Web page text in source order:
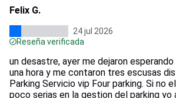
Felix G.
24 jul 2026
Reseña verificada
un desastre, ayer me dejaron
una hora y me contaron tres escusas
Parking Servicio vip Four parking. Si no
poco serias en la gestion del parking yo